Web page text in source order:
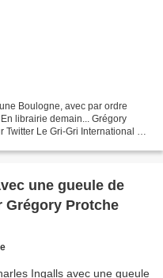
Boulogne, avec par ordre
librairie demain... Grégory
Le Gri-Gri International sur
une gueule de
Grégory Protche